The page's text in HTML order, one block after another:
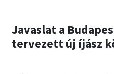
Javaslat a
tervezett új íjász